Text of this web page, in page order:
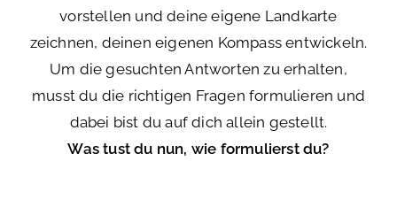
vorstellen und deine eigene Landkarte
zeichnen, deinen eigenen Kompass entwickeln.
Um die gesuchten Antworten zu erhalten,
musst du die richtigen Fragen formulieren und
dabei bist du auf dich allein gestellt.
Was tust du nun, wie formulierst du?